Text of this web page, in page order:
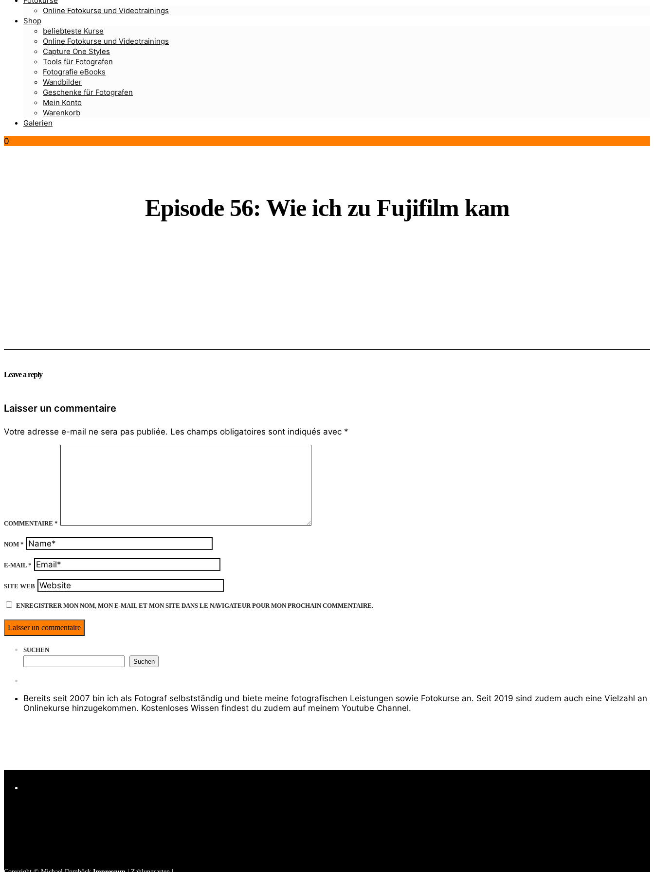
Online Fotokurse und Videotrainings
Shop
beliebteste Kurse
Online Fotokurse und Videotrainings
Capture One Styles
Tools für Fotografen
Fotografie eBooks
Wandbilder
Geschenke für Fotografen
Mein Konto
Warenkorb
Galerien
0
Episode 56: Wie ich zu Fujifilm kam
Leave a reply
Laisser un commentaire
Votre adresse e-mail ne sera pas publiée. Les champs obligatoires sont indiqués avec *
COMMENTAIRE *
NOM *
E-MAIL *
SITE WEB
ENREGISTRER MON NOM, MON E-MAIL ET MON SITE DANS LE NAVIGATEUR POUR MON PROCHAIN COMMENTAIRE.
SUCHEN
Suchen
Bereits seit 2007 bin ich als Fotograf selbstständig und biete meine fotografischen Leistungen sowie Fotokurse an. Seit 2019 sind zudem auch eine Vielzahl an
Onlinekurse hinzugekommen. Kostenloses Wissen findest du zudem auf meinem Youtube Channel.